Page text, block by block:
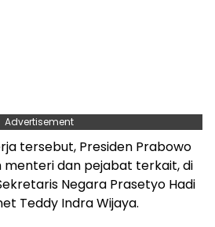
Advertisement
tersebut, Presiden Prabowo
menteri dan pejabat terkait, di
Negara Prasetyo Hadi
Teddy Indra Wijaya.